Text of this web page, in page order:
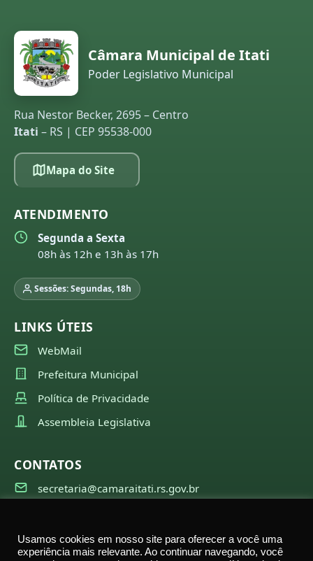
Câmara Municipal de Itati
Poder Legislativo Municipal
Rua Nestor Becker, 2695 – Centro
Itati – RS | CEP 95538-000
Mapa do Site
ATENDIMENTO
Segunda a Sexta
08h às 12h e 13h às 17h
Sessões: Segundas, 18h
LINKS ÚTEIS
WebMail
Prefeitura Municipal
Política de Privacidade
Assembleia Legislativa
CONTATOS
secretaria@camaraitati.rs.gov.br
Usamos cookies em nosso site para oferecer a você uma
experiência mais relevante. Ao continuar navegando, você